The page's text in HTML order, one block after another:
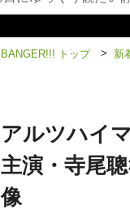
BANGER!!! トップ > 新
アルツハイ
主演・寺尾
像